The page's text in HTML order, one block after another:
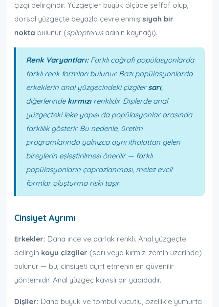
çizgi belirgindir. Yüzgeçler büyük ölçüde şeffaf olup,
dorsal yüzgeçte beyazla çevrelenmiş siyah bir
nokta bulunur (spilopterusadının kaynağı).
Renk Varyantları:Farklı coğrafi popülasyonlarda
farklı renk formları bulunur. Bazı popülasyonlarda
erkeklerin anal yüzgecindeki çizgilersarı,
diğerlerinde kırmızırenklidir. Dişilerde anal
yüzgeçteki leke yapısı da popülasyonlar arasında
farklılık gösterir. Bu nedenle, üretim
programlarında yalnızca aynı ithalattan gelen
bireylerin eşleştirilmesi önerilir — farklı
popülasyonların çaprazlanması, melez evcil
formlar oluşturma riski taşır.
Cinsiyet Ayrımı
Erkekler: Daha ince ve parlak renkli. Anal yüzgeçte
belirgin koyu çizgiler (sarı veya kırmızı zemin üzerinde)
bulunur — bu, cinsiyeti ayırt etmenin en güvenilir
yöntemidir. Anal yüzgeç kavisli bir yapıdadır.
Dişiler: Daha büyük ve tombul vücutlu, özellikle yumurta